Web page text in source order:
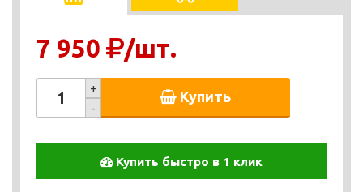
7 950 /шт.
+
-
Купить
Купить быстро в 1 клик